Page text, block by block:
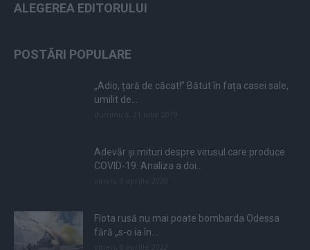
ALEGEREA EDITORULUI
POSTĂRI POPULARE
„Adio, țară de căcat!” Bătut în fața casei sale,
umilit de...
Adevăr și mituri despre virusul care produce
COVID-19. Analiza a doi...
Flota rusă nu mai poate bombarda Odessa
fără „s-o ia în...